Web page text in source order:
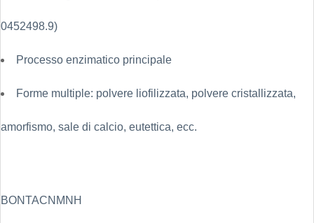
0452498.9)
Processo enzimatico principale
Forme multiple: polvere liofilizzata, polvere cristallizzata,
amorfismo, sale di calcio, eutettica, ecc.
BONTACNMNH